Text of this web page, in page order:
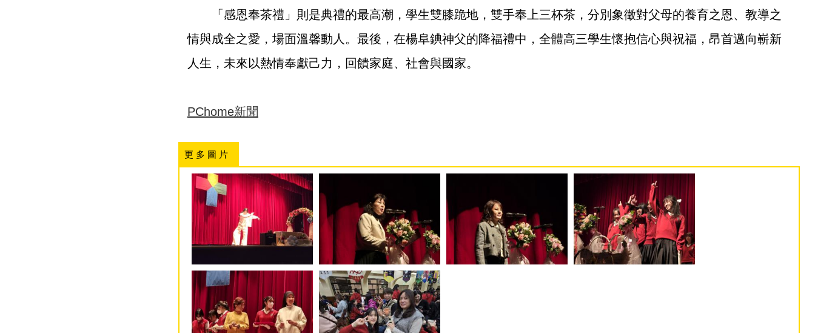
「感恩奉茶禮」則是典禮的最高潮，學生雙膝跪地，雙手奉上三杯茶，分別象徵對父母的養育之恩、教導之
情與成全之愛，場面溫馨動人。最後，在楊阜錪神父的降福禮中，全體高三學生懷抱信心與祝福，昂首邁向嶄新
人生，未來以熱情奉獻己力，回饋家庭、社會與國家。
PChome新聞
更 多 圖 片